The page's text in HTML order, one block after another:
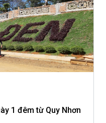
1 đêm từ Quy Nhơn